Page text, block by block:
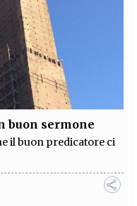
buon sermone
il buon predicatore ci